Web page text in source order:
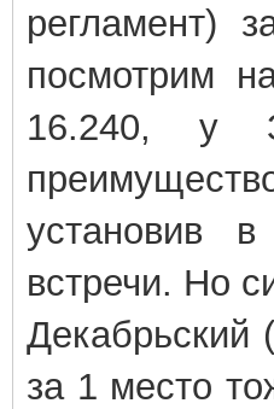
регламент)
посмотрим
16.240, у
установив в
встречи. Но
Декабрьский
за 1 место